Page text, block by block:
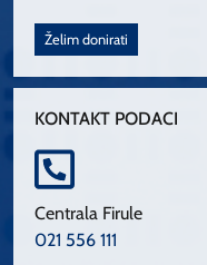
Želim donirati
KONTAKT PODACI
Centrala Firule
021 556 111